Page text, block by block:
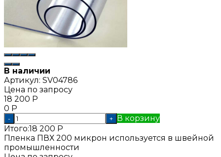
В наличии
Артикул: SV04786
Цена по запросу
18 200 Р
0 Р
- + В корзину
Итого:18 200 Р
Пленка ПВХ 200 микрон используется в швейной
промышленности